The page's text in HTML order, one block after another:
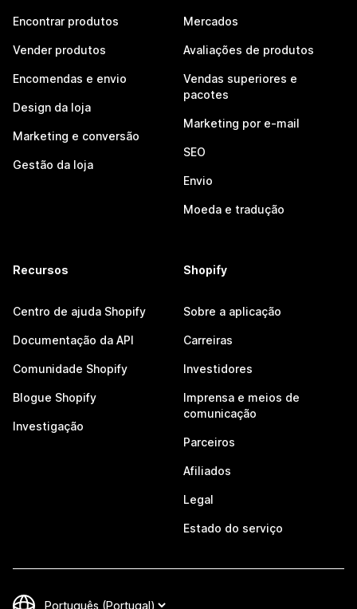
Encontrar produtos
Vender produtos
Encomendas e envio
Design da loja
Marketing e conversão
Gestão da loja
Mercados
Avaliações de produtos
Vendas superiores e
pacotes
Marketing por e-mail
SEO
Envio
Moeda e tradução
Recursos
Centro de ajuda Shopify
Documentação da API
Comunidade Shopify
Blogue Shopify
Investigação
Shopify
Sobre a aplicação
Carreiras
Investidores
Imprensa e meios de
comunicação
Parceiros
Afiliados
Legal
Estado do serviço